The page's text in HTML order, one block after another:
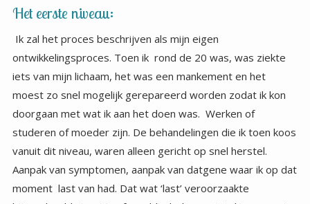
Het eerste niveau:
Ik zal het proces beschrijven als mijn eigen
ontwikkelingsproces. Toen ik rond de 20 was, was ziekte
iets van mijn lichaam, het was een mankement en het
moest zo snel mogelijk gerepareerd worden zodat ik kon
doorgaan met wat ik aan het doen was. Werken of
studeren of moeder zijn. De behandelingen die ik toen koos
vanuit dit niveau, waren alleen gericht op snel herstel.
Aanpak van symptomen, aanpak van datgene waar ik op dat
moment last van had. Dat wat ‘last’ veroorzaakte
bijvoorbeeld sinusitis of een blindedarmontsteking moest
ofwel direct gerepareerd worden en als dat niet kon,
moest het maar verwijderd. Ziekte werd door mij gezien
als een ongewenste inbreuk op mijn leven. Ik kon het niet
accepteren en ik streed tegen de ziekte. Er werd door mij
niet verder gedacht of gekeken dan dat wat zichtbaar en
fysiek voelbaar was. De oorzaak van de ziekte legde ik
buiten mezelf, het was de schuld van een virus, of een
bacterie, ik was besmet door iemand anders of ik had iets
verkeerds gegeten. Had iemand me toen gezegd je hebt
invloed op het wel of niet ziek of beter worden, dan had ik
deze persoon hartelijk uitgelachen. Ik zou hebben gezegd:
Klets niet, ziekte overkomt je. Veel dieper ging mijn
reflectie toen niet. De behandelingen die ik veelal koos
kwamen uit het medisch chemisch arsenaal. Een
koortsdemper, een pijnstiller, een operatie, om het
ongewenste zo snel mogelijk te herstellen dan wel
verwijderen. Op dit niveau legde ik mijn lot volledig in
handen van anderen, ‘deskundigen’ die het moesten weten.
Het was een onbewust niveau met een grote mate van
afhankelijkheid. Dit duurde ongeveer tot mijn 30e toen ik in